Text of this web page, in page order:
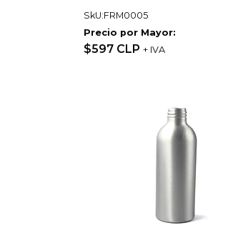
SkU:FRM0005
Precio por Mayor:
$597 CLP + IVA